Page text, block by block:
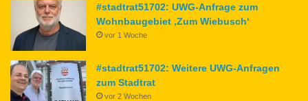
#stadtrat51702: UWG-Anfrage zum
Wohnbaugebiet ‚Zum Wiebusch‘
vor 1 Woche
#stadtrat51702: Weitere UWG-Anfragen
zum Stadtrat
vor 2 Wochen